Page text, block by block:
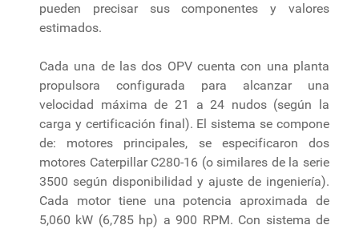
pueden precisar sus componentes y valores
estimados.
Cada una de las dos OPV cuenta con una planta
propulsora configurada para alcanzar una
velocidad máxima de 21 a 24 nudos (según la
carga y certificación final). El sistema se compone
de: motores principales, se especificaron dos
motores Caterpillar C280-16 (o similares de la serie
3500 según disponibilidad y ajuste de ingeniería).
Cada motor tiene una potencia aproximada de
5,060 kW (6,785 hp) a 900 RPM. Con sistema de